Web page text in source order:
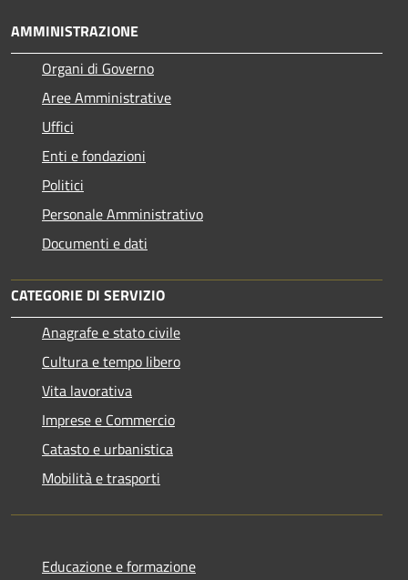
AMMINISTRAZIONE
Organi di Governo
Aree Amministrative
Uffici
Enti e fondazioni
Politici
Personale Amministrativo
Documenti e dati
CATEGORIE DI SERVIZIO
Anagrafe e stato civile
Cultura e tempo libero
Vita lavorativa
Imprese e Commercio
Catasto e urbanistica
Mobilità e trasporti
Educazione e formazione